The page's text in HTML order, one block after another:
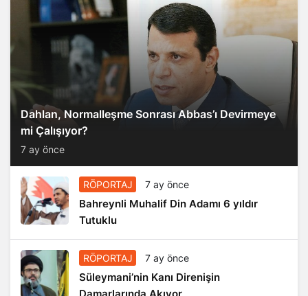
Dahlan, Normalleşme Sonrası Abbas’ı Devirmeye
mi Çalışıyor?
7 ay önce
RÖPORTAJ 7 ay önce
Bahreynli Muhalif Din Adamı 6 yıldır
Tutuklu
RÖPORTAJ 7 ay önce
Süleymani’nin Kanı Direnişin